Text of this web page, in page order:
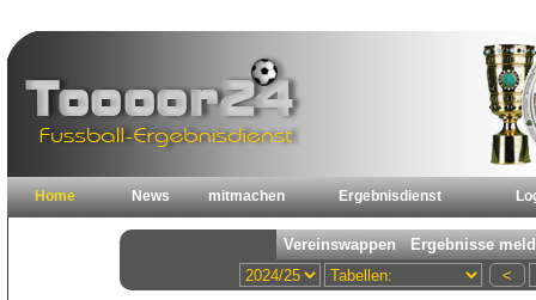
Home News mitmachen Ergebnisdienst